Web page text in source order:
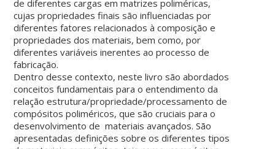
de diferentes cargas em matrizes poliméricas,
cujas propriedades finais são influenciadas por
diferentes fatores relacionados à composição e
propriedades dos materiais, bem como, por
diferentes variáveis inerentes ao processo de
fabricação.
Dentro desse contexto, neste livro são abordados
conceitos fundamentais para o entendimento da
relação estrutura/propriedade/processamento de
compósitos poliméricos, que são cruciais para o
desenvolvimento de materiais avançados. São
apresentadas definições sobre os diferentes tipos